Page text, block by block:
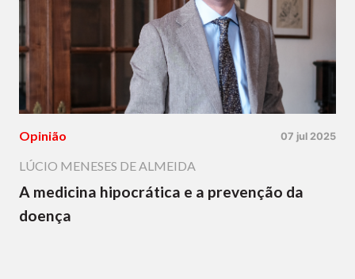
Opinião 07 jul 2025
LÚCIO MENESES DE ALMEIDA
A medicina hipocrática e a prevenção da
doença